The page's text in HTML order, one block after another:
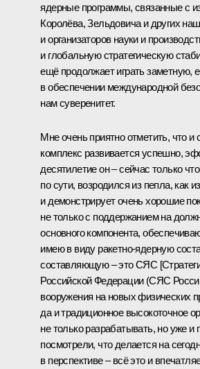
ядерные программы, связанные с
Королёва, Зельдовича и других
и организаторов науки и
и глобальную стратегическую
ещё продолжает играть заметную,
в обеспечении международной
нам суверенитет.
Мне очень приятно отметить, что
комплекс развивается успешно,
десятилетие он – сейчас только
по сути, возродился из пепла, как
и демонстрирует очень хорошие
не только с поддержанием на
основного компонента,
имею в виду ракетно-ядерную
составляющую – это СЯС
Российской Федерации (СЯС
вооружения на новых физических
да и традиционное высокоточное
не только разрабатывать, но уже
посмотрели, что делается на
в перспективе – всё это и